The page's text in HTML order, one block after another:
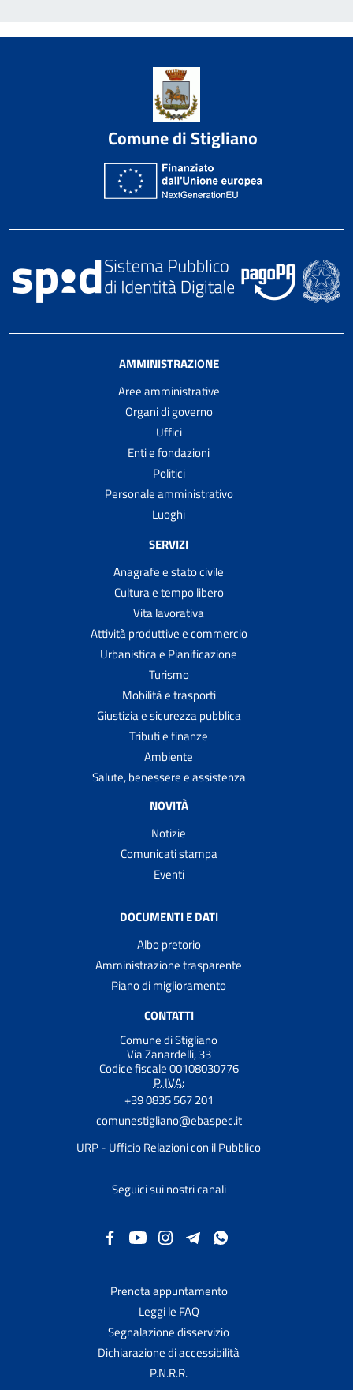
Comune di Stigliano
AMMINISTRAZIONE
Aree amministrative
Organi di governo
Uffici
Enti e fondazioni
Politici
Personale amministrativo
Luoghi
SERVIZI
Anagrafe e stato civile
Cultura e tempo libero
Vita lavorativa
Attività produttive e commercio
Urbanistica e Pianificazione
Turismo
Mobilità e trasporti
Giustizia e sicurezza pubblica
Tributi e finanze
Ambiente
Salute, benessere e assistenza
NOVITÀ
Notizie
Comunicati stampa
Eventi
DOCUMENTI E DATI
Albo pretorio
Amministrazione trasparente
Piano di miglioramento
CONTATTI
Comune di Stigliano
Via Zanardelli, 33
Codice fiscale 00108030776
P. IVA:
+39 0835 567 201
comunestigliano@ebaspec.it
URP - Ufficio Relazioni con il Pubblico
Seguici sui nostri canali
Prenota appuntamento
Leggi le FAQ
Segnalazione disservizio
Dichiarazione di accessibilità
P.N.R.R.